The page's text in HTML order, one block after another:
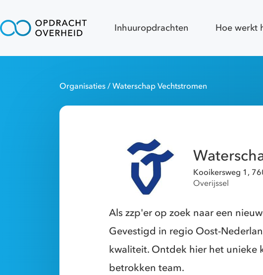
Inhuuropdrachten Hoe werkt
Organisaties/ Waterschap Vechtstromen
Kooikersweg 1,
Overijssel
Als zzp'er op zoek naar een
Gevestigd in regio Oost-
kwaliteit. Ontdek hier het unieke
betrokken team.